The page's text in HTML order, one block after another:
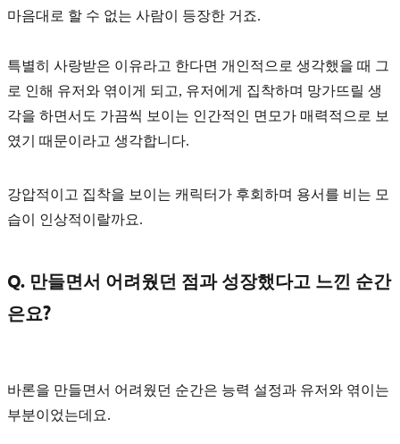
마음대로 할 수 없는 사람이 등장한 거죠.
특별히 사랑받은 이유라고 한다면 개인적으로 생각했을 때 그
로 인해 유저와 엮이게 되고, 유저에게 집착하며 망가뜨릴 생
각을 하면서도 가끔씩 보이는 인간적인 면모 가 매력적으로 보
였기 때문이라고 생각합니다.
강압적이고 집착을 보이는 캐릭터가 후회하며 용서를 비는 모
습이 인상적이랄까요.
Q. 만들면서 어려웠던 점과 성장했다고 느낀 순간
은요?
바론을 만들면서 어려웠던 순간은 능력 설정과 유저와 엮이는
부분이었는데요.